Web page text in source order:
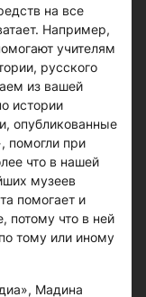
на все
Например,
учителям
русского
из вашей
истории
опубликованные
помогли при
что в нашей
музеев
помогает и
потому что в ней
тому или иному
Мадина